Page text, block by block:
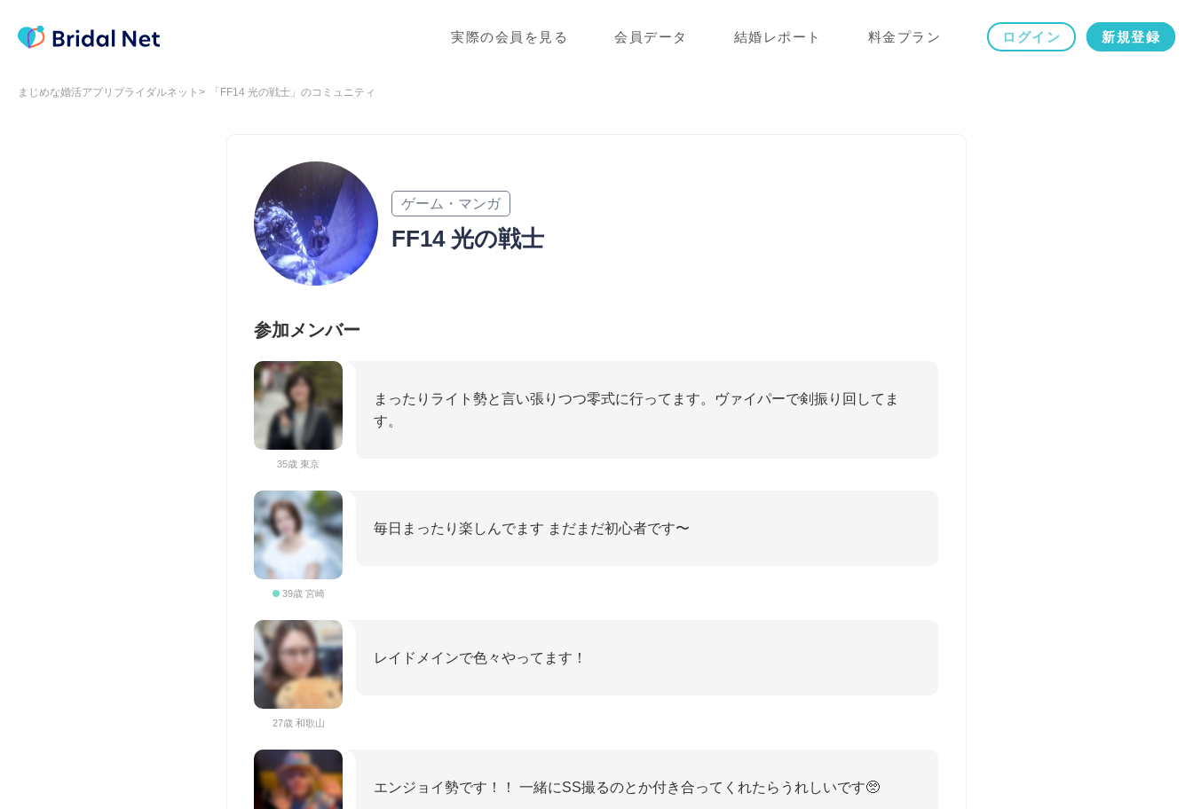
実際の会員を見る 会員データ 結婚レポート 料金プラン ログイン 新規登録
まじめな婚活アプリブライダルネット 「FF14 光の戦士」のコミュニティ
ゲーム・マンガ
FF14 光の戦士
参加メンバー
35歳 東京
まったりライト勢と言い張りつつ零式に行ってます。ヴァイパーで剣振り回してま
す。
39歳 宮崎
毎日まったり楽しんでます まだまだ初心者です〜
27歳 和歌山
レイドメインで色々やってます！
エンジョイ勢です！！ 一緒にSS撮るのとか付き合ってくれたらうれしいです🥺